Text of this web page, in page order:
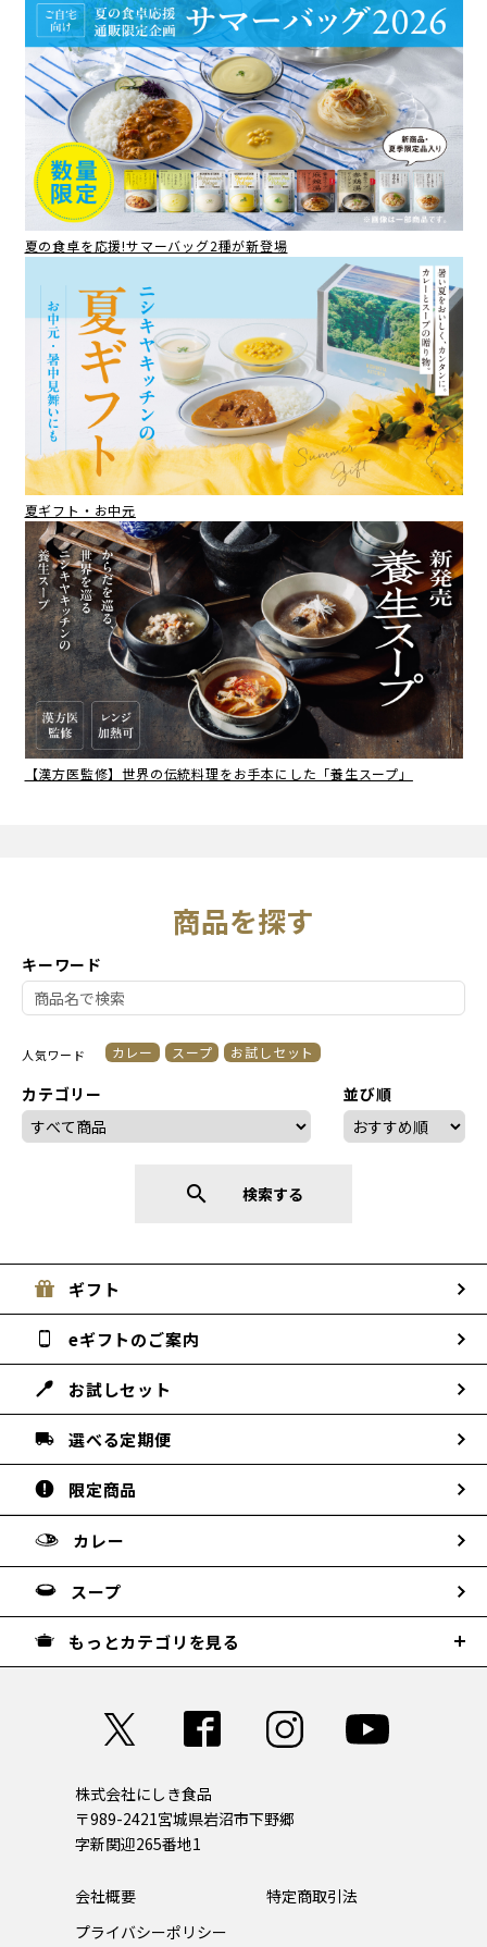
夏の食卓を応援!サマーバッグ2種が新登場
夏ギフト・お中元
【漢方医監修】世界の伝統料理をお手本にした「養生スープ」
商品を探す
キーワード
カテゴリー
人気ワード カレー スープ お試しセット
並び順
search 検索する
ギフト
eギフトのご案内
お試しセット
選べる定期便
限定商品
カレー
スープ
もっとカテゴリを見る
株式会社にしき食品
〒989-2421宮城県岩沼市下野郷
字新関迎265番地1
会社概要
特定商取引法
プライバシーポリシー